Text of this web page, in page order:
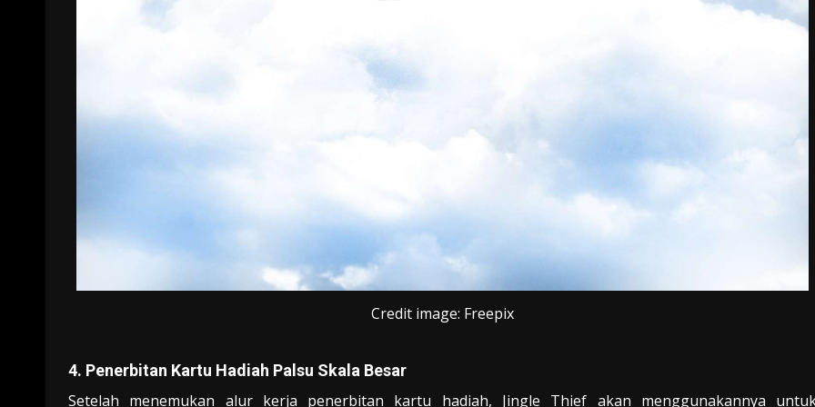
Credit image: Freepix
4. Penerbitan Kartu Hadiah Palsu Skala Besar
Setelah menemukan alur kerja penerbitan kartu hadiah, Jingle Thief akan menggunakannya